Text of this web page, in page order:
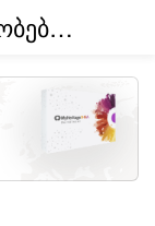
ეთნიკური წარმომავლობები მთელ მსოფლიოში (ბეტა)